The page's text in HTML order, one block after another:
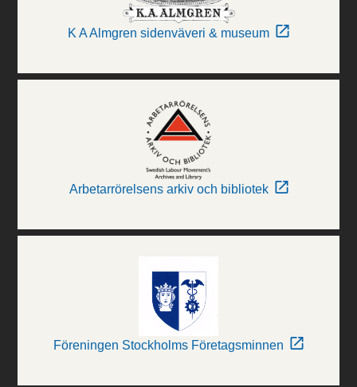
K A Almgren sidenväveri & museum
Arbetarrörelsens arkiv och bibliotek
Föreningen Stockholms Företagsminnen